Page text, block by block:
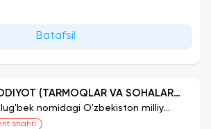
Batafsil
(TARMOQLAR VA SOHALAR
nomidagi O'zbekiston milliy
shahri